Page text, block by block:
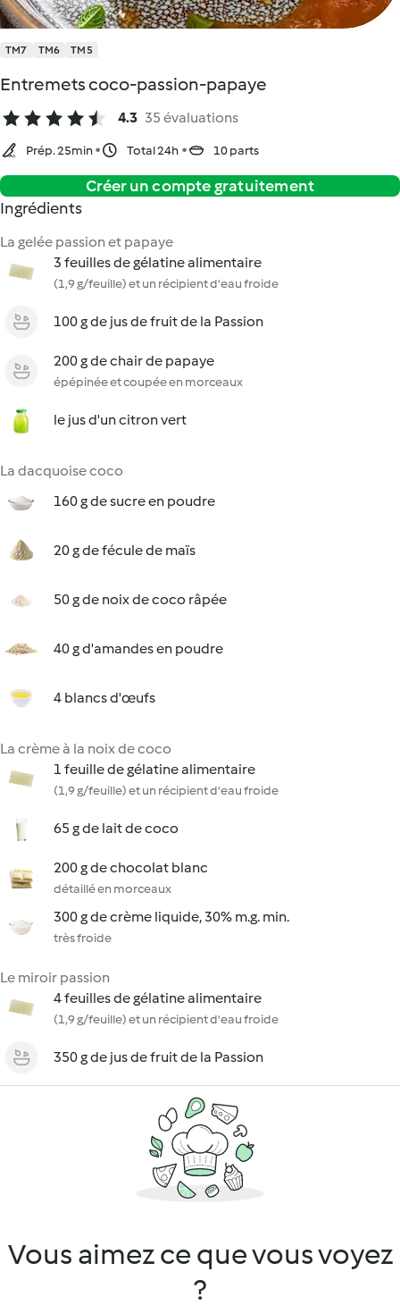
TM7 TM6 TM5
Entremets coco-passion-papaye
4.3 35 évaluations
Prép. 25min Total 24h 10 parts
Créer un compte gratuitement
Ingrédients
La gelée passion et papaye
3 feuilles de gélatine alimentaire
(1,9 g/feuille) et un récipient d'eau froide
100 g de jus de fruit de la Passion
200 g de chair de papaye
épépinée et coupée en morceaux
le jus d'un citron vert
La dacquoise coco
160 g de sucre en poudre
20 g de fécule de maïs
50 g de noix de coco râpée
40 g d'amandes en poudre
4 blancs d'œufs
La crème à la noix de coco
1 feuille de gélatine alimentaire
(1,9 g/feuille) et un récipient d'eau froide
65 g de lait de coco
200 g de chocolat blanc
détaillé en morceaux
300 g de crème liquide, 30% m.g. min.
très froide
Le miroir passion
4 feuilles de gélatine alimentaire
(1,9 g/feuille) et un récipient d'eau froide
350 g de jus de fruit de la Passion
Vous aimez ce que vous voyez
?